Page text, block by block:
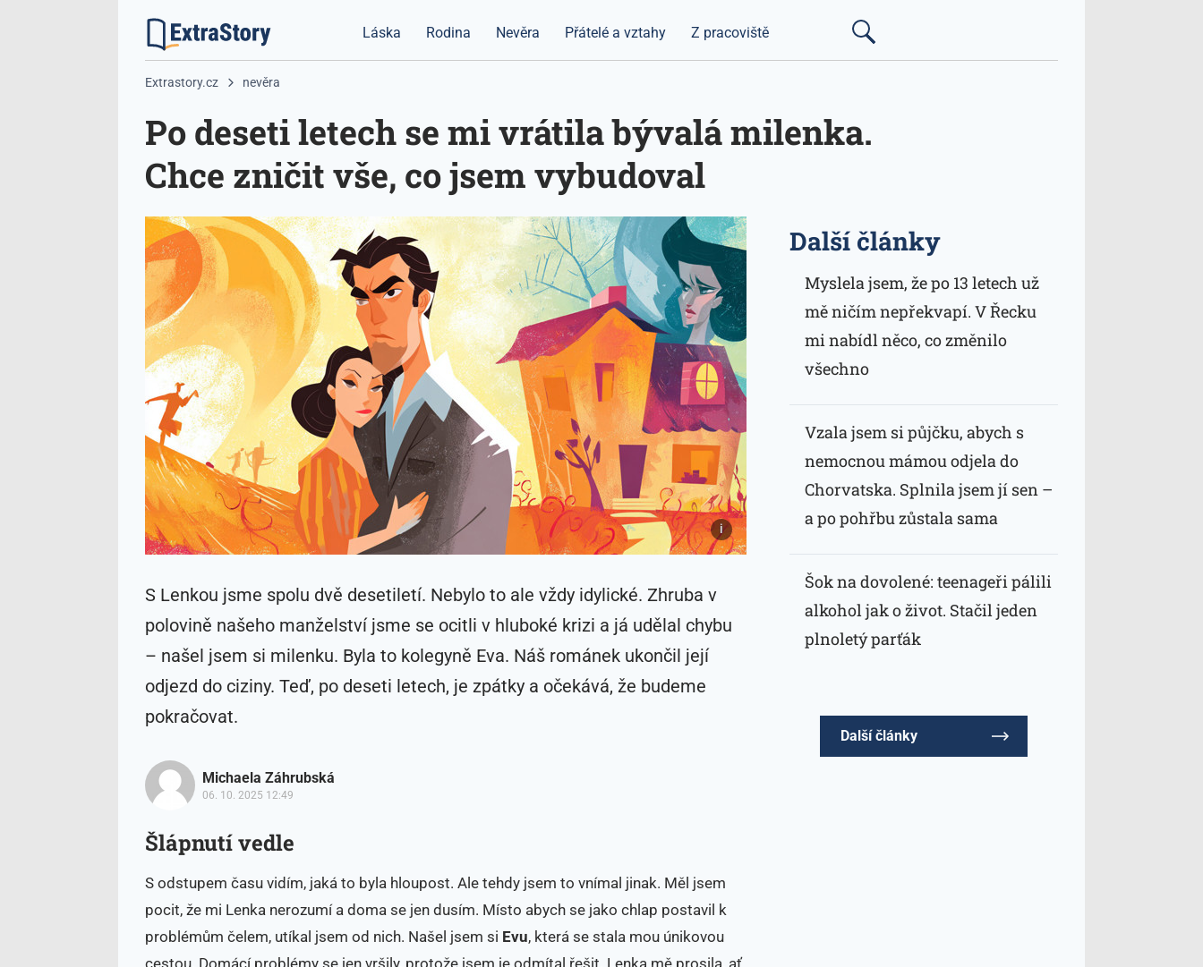
Láska Rodina Nevěra Přátelé a vztahy Z pracoviště
Extrastory.cz nevěra
Po deseti letech se mi vrátila bývalá milenka.
Chce zničit vše, co jsem vybudoval
S Lenkou jsme spolu dvě desetiletí. Nebylo to ale vždy idylické. Zhruba v
polovině našeho manželství jsme se ocitli v hluboké krizi a já udělal chybu
– našel jsem si milenku. Byla to kolegyně Eva. Náš románek ukončil její
odjezd do ciziny. Teď, po deseti letech, je zpátky a očekává, že budeme
pokračovat.
Michaela Záhrubská
06. 10. 2025 12:49
Šlápnutí vedle
S odstupem času vidím, jaká to byla hloupost. Ale tehdy jsem to vnímal jinak. Měl jsem
pocit, že mi Lenka nerozumí a doma se jen dusím. Místo abych se jako chlap postavil k
problémům čelem, utíkal jsem od nich. Našel jsem si Evu, která se stala mou únikovou
cestou. Domácí problémy se jen vršily, protože jsem je odmítal řešit. Lenka mě prosila, ať
Další články
Myslela jsem, že po 13 letech už
mě ničím nepřekvapí. V Řecku
mi nabídl něco, co změnilo
všechno
Vzala jsem si půjčku, abych s
nemocnou mámou odjela do
Chorvatska. Splnila jsem jí sen –
a po pohřbu zůstala sama
Šok na dovolené: teenageři pálili
alkohol jak o život. Stačil jeden
plnoletý parťák
Další články